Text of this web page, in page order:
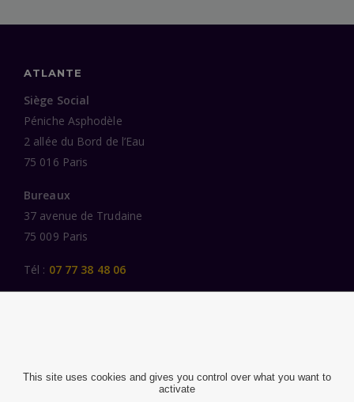
ATLANTE
Siège Social
Péniche Asphodèle
2 allée du Bord de l’Eau
75 016 Paris
Bureaux
37 avenue de Trudaine
75 009 Paris
Tél : 07 77 38 48 06
DES FEMMES ET DES HOMMES ENGAGÉS
This site uses cookies and gives you control over what you want to
activate